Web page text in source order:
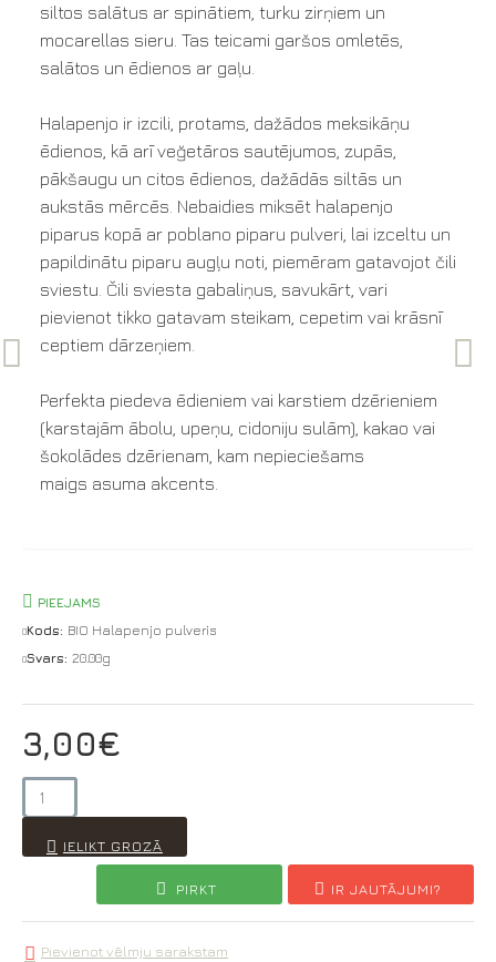
siltos salātus ar spinātiem, turku zirņiem un
mocarellas sieru. Tas teicami garšos omletēs,
salātos un ēdienos ar gaļu.
Halapenjo ir izcili, protams, dažādos meksikāņu
ēdienos, kā arī veğetāros sautējumos, zupās,
pākšaugu un citos ēdienos, dažādās siltās un
aukstās mērcēs. Nebaidies miksēt halapenjo
piparus kopā ar poblano piparu pulveri, lai izceltu un
papildinātu piparu augļu noti, piemēram gatavojot čili
sviestu. Čili sviesta gabaliņus, savukārt, vari
pievienot tikko gatavam steikam, cepetim vai krāsnī
ceptiem dārzeņiem.
Perfekta piedeva ēdieniem vai karstiem dzērieniem
(karstajām ābolu, upeņu, cidoniju sulām), kakao vai
šokolādes dzērienam, kam nepieciešams
maigs asuma akcents.
3,00€
PIEEJAMS
Kods: BIO Halapenjo pulveris
Svars: 20.00g
IELIKT GROZĀ
PIRKT IR JAUTĀJUMI?
Pievienot vēlmju sarakstam